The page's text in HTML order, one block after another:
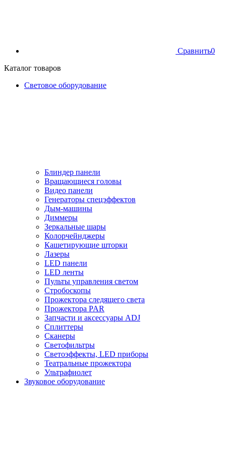
Сравнить0
Каталог товаров
Световое оборудование
Блиндер панели
Вращающиеся головы
Видео панели
Генераторы спецэффектов
Дым-машины
Диммеры
Зеркальные шары
Колорчейнджеры
Кашетирующие шторки
Лазеры
LED панели
LED ленты
Пульты управления светом
Стробоскопы
Прожектора следящего света
Прожектора PAR
Запчасти и аксессуары ADJ
Сплиттеры
Сканеры
Светофильтры
Светоэффекты, LED приборы
Театральные прожектора
Ультрафиолет
Звуковое оборудование